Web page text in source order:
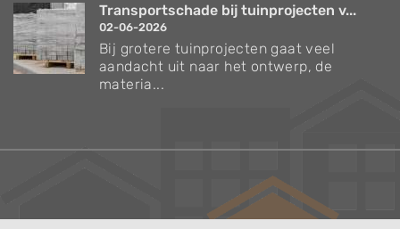
Transportschade bij tuinprojecten v...
02-06-2026
Bij grotere tuinprojecten gaat veel
aandacht uit naar het ontwerp, de
materia...
Verzorgingstips voor bomen en planten
Inspiratie voor uw tuin en terras
De belangrijkste tuinwerkzaamheden voor de